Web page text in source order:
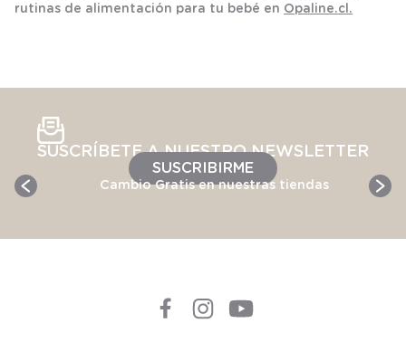
rutinas de alimentación para tu bebé en Opaline.cl.
SUSCRÍBETE A NUESTRO NEWSLETTER
SUSCRIBIRME
Cambio Gratis en nuestras tiendas